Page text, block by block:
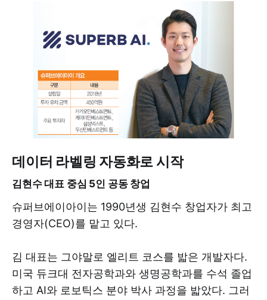
데이터 라벨링 자동화로 시작
김현수 대표 중심 5인 공동 창업
슈퍼브에이아이는 1990년생 김현수 창업자가 최고
경영자(CEO)를 맡고 있다.
김 대표는 그야말로 엘리트 코스를 밟은 개발자다.
미국 듀크대 전자공학과와 생명공학과를 수석 졸업
하고 AI와 로보틱스 분야 박사 과정을 밟았다. 그러